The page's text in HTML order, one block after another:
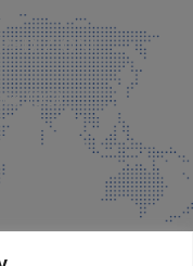
(BG)